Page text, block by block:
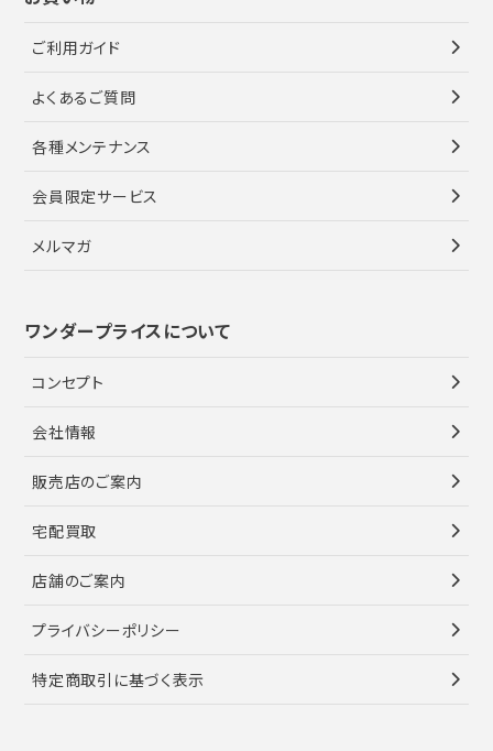
ご利用ガイド
よくあるご質問
各種メンテナンス
会員限定サービス
メルマガ
ワンダープライスについて
コンセプト
会社情報
販売店のご案内
宅配買取
店舗のご案内
プライバシーポリシー
特定商取引に基づく表示